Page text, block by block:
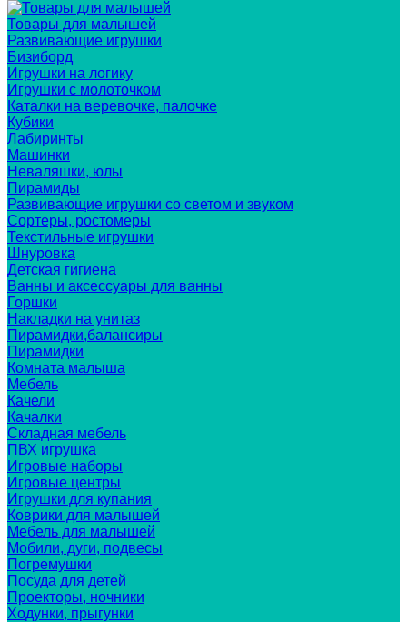
Товары для малышей
Развивающие игрушки
Бизиборд
Игрушки на логику
Игрушки с молоточком
Каталки на веревочке, палочке
Кубики
Лабиринты
Машинки
Неваляшки, юлы
Пирамиды
Развивающие игрушки со светом и звуком
Сортеры, ростомеры
Текстильные игрушки
Шнуровка
Детская гигиена
Ванны и аксессуары для ванны
Горшки
Накладки на унитаз
Пирамидки,балансиры
Пирамидки
Комната малыша
Мебель
Качели
Качалки
Складная мебель
ПВХ игрушка
Игровые наборы
Игровые центры
Игрушки для купания
Коврики для малышей
Мебель для малышей
Мобили, дуги, подвесы
Погремушки
Посуда для детей
Проекторы, ночники
Ходунки, прыгунки